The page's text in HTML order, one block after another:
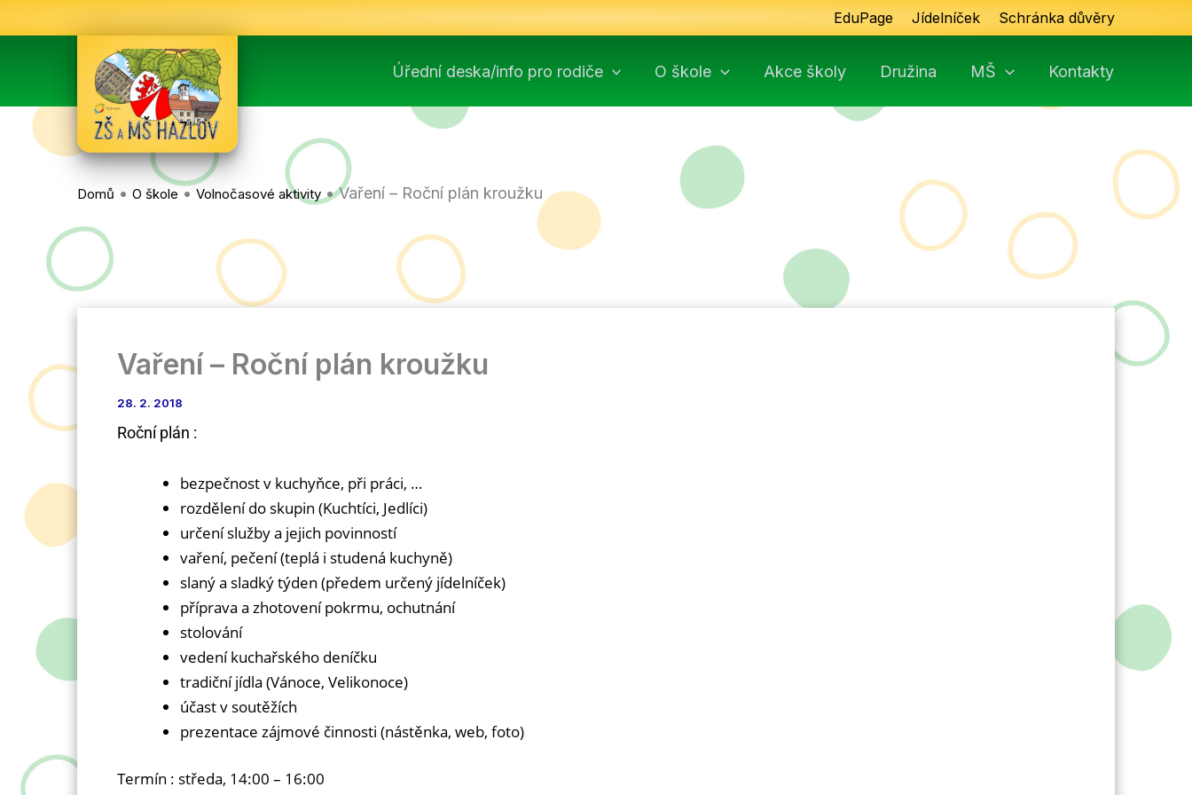
na
EduPage Jídelníček Schránka důvěry
Úřední deska/info pro rodiče O škole Akce školy Družina MŠ Kontakty
Domů • O škole • Volnočasové aktivity •Vaření – Roční plán kroužku
Vaření – Roční plán kroužku
28. 2. 2018
Roční plán :
bezpečnost v kuchyňce, při práci, …
rozdělení do skupin (Kuchtíci, Jedlíci)
určení služby a jejich povinností
vaření, pečení (teplá i studená kuchyně)
slaný a sladký týden (předem určený jídelníček)
příprava a zhotovení pokrmu, ochutnání
stolování
vedení kuchařského deníčku
tradiční jídla (Vánoce, Velikonoce)
účast v soutěžích
prezentace zájmové činnosti (nástěnka, web, foto)
Termín : středa, 14:00 – 16:00